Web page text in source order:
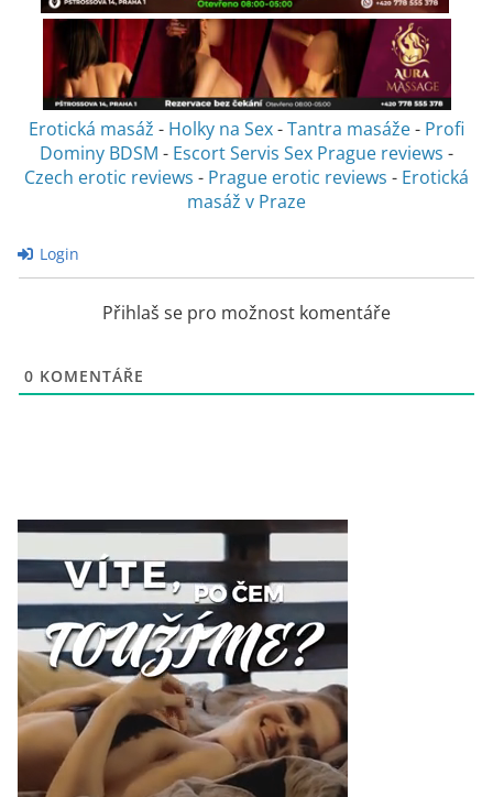
Erotická masáž - Holky na Sex-Tantra masáže- Profi
Dominy BDSM - Escort Servis Sex Prague reviews -
Czech erotic reviews - Prague erotic reviews - Erotická
masáž v Praze
Login
Přihlaš se pro možnost komentáře
0 KOMENTÁŘE